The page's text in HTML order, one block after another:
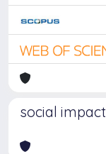
social impact